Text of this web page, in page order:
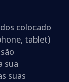
colocado
tablet)
sua
suas